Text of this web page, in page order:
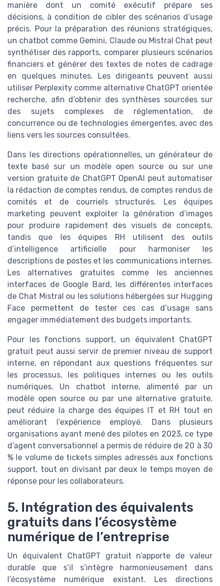
manière dont un comité exécutif prépare ses
décisions, à condition de cibler des scénarios d’usage
précis. Pour la préparation des réunions stratégiques,
un chatbot comme Gemini, Claude ou Mistral Chat peut
synthétiser des rapports, comparer plusieurs scénarios
financiers et générer des textes de notes de cadrage
en quelques minutes. Les dirigeants peuvent aussi
utiliser Perplexity comme alternative ChatGPT orientée
recherche, afin d’obtenir des synthèses sourcées sur
des sujets complexes de réglementation, de
concurrence ou de technologies émergentes, avec des
liens vers les sources consultées.
Dans les directions opérationnelles, un générateur de
texte basé sur un modèle open source ou sur une
version gratuite de ChatGPT OpenAI peut automatiser
la rédaction de comptes rendus, de comptes rendus de
comités et de courriels structurés. Les équipes
marketing peuvent exploiter la génération d’images
pour produire rapidement des visuels de concepts,
tandis que les équipes RH utilisent des outils
d’intelligence artificielle pour harmoniser les
descriptions de postes et les communications internes.
Les alternatives gratuites comme les anciennes
interfaces de Google Bard, les différentes interfaces
de Chat Mistral ou les solutions hébergées sur Hugging
Face permettent de tester ces cas d’usage sans
engager immédiatement des budgets importants.
Pour les fonctions support, un équivalent ChatGPT
gratuit peut aussi servir de premier niveau de support
interne, en répondant aux questions fréquentes sur
les processus, les politiques internes ou les outils
numériques. Un chatbot interne, alimenté par un
modèle open source ou par une alternative gratuite,
peut réduire la charge des équipes IT et RH tout en
améliorant l’expérience employé. Dans plusieurs
organisations ayant mené des pilotes en 2023, ce type
d’agent conversationnel a permis de réduire de 20 à 30
% le volume de tickets simples adressés aux fonctions
support, tout en divisant par deux le temps moyen de
réponse pour les collaborateurs.
5. Intégration des équivalents
gratuits dans l’écosystème
numérique de l’entreprise
Un équivalent ChatGPT gratuit n’apporte de valeur
durable que s’il s’intègre harmonieusement dans
l’écosystème numérique existant. Les directions